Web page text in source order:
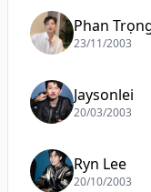
Phan
23/11/2003
Jaysonlei
20/03/2003
Ryn Lee
20/10/2003